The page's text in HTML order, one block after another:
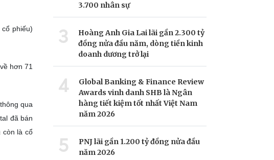
phiếu)
hơn 71
qua
đã bán
còn là cổ
3.700 nhân sự
3
Hoàng Anh Gia Lai lãi gần 2.300 tỷ
đồng nửa đầu năm, dòng tiền kinh
doanh dương trở lại
4
Global Banking & Finance Review
Awards vinh danh SHB là Ngân
hàng tiết kiệm tốt nhất Việt Nam
năm 2026
5
PNJ lãi gần 1.200 tỷ đồng nửa đầu
năm 2026